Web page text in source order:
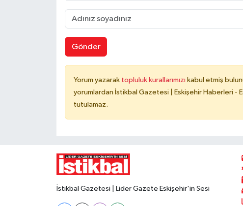
Gönder
Yorum yazarak topluluk kurallarımızı kabul etmiş
yorumlardan İstikbal Gazetesi | Eskişehir Haberleri -
tutulamaz.
İstikbal Gazetesi | Lider Gazete Eskişehir'in Sesi